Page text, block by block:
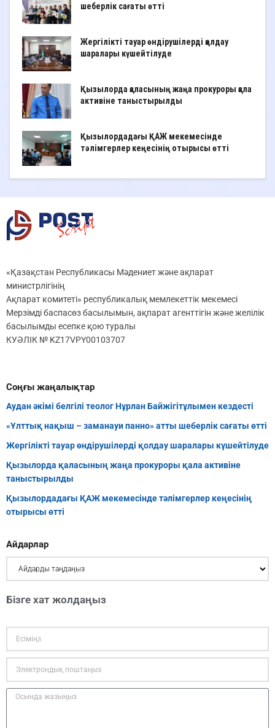
шеберлік сағаты өтті
Жергілікті тауар өндірушілерді қолдау
шаралары күшейтілуде
Қызылорда қаласының жаңа прокуроры қала
активіне таныстырылды
Қызылордадағы ҚАЖ мекемесінде
тәлімгерлер кеңесінің отырысы өтті
«Қазақстан Республикасы Мәдениет және ақпарат
министрлігінің
Ақпарат комитеті» республикалық мемлекеттік мекемесі
Мерзімді баспасөз басылымын, ақпарат агенттігін және желілік
басылымды есепке қою туралы
КУӘЛІК № KZ17VPY00103707
Соңғы жаңалықтар
Аудан әкімі белгілі теолог Нұрлан Байжігітұлымен кездесті
«Ұлттық нақыш – заманауи панно» атты шеберлік сағаты өтті
Жергілікті тауар өндірушілерді қолдау шаралары күшейтілуде
Қызылорда қаласының жаңа прокуроры қала активіне
таныстырылды
Қызылордадағы ҚАЖ мекемесінде тәлімгерлер кеңесінің
отырысы өтті
Айдарлар
Бізге хат жолдаңыз